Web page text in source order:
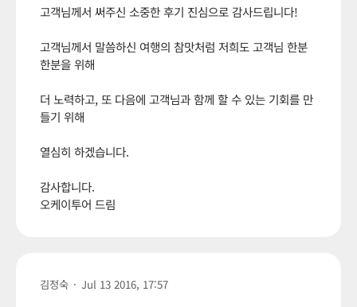
고객님께서 써주신 소중한 후기 진심으로 감사드립니다!
고객님께서 말씀하신 여행의 참맛처럼 저희도 고객님 한분
한분을 위해
더 노력하고, 또 다음에 고객님과 함께 할 수 있는 기회를 만
들기 위해
열심히 하겠습니다.
감사합니다.
오케이투어 드림
김정숙 · Jul 13 2016, 17:57